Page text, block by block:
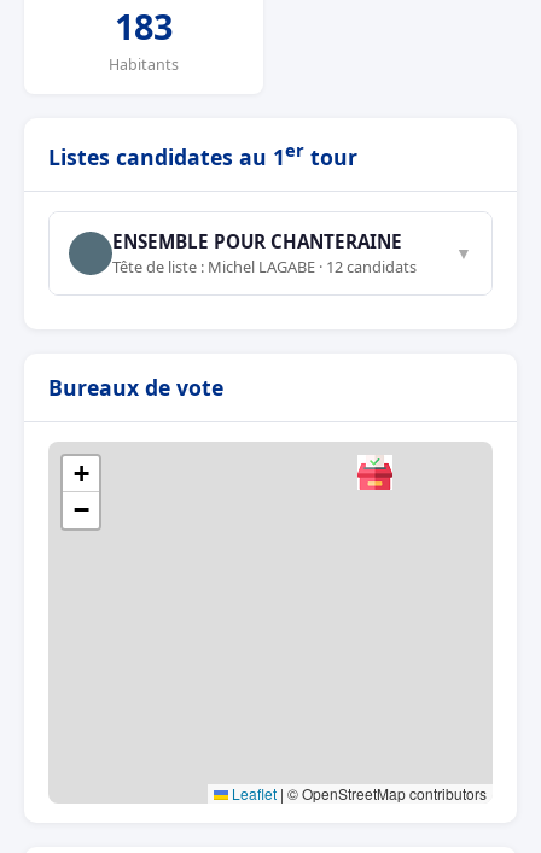
183
Habitants
Listes candidates au 1er tour
ENSEMBLE POUR CHANTERAINE
Tête de liste : Michel LAGABE · 12 candidats
▼
Bureaux de vote
+
−
Leaflet | © OpenStreetMap contributors